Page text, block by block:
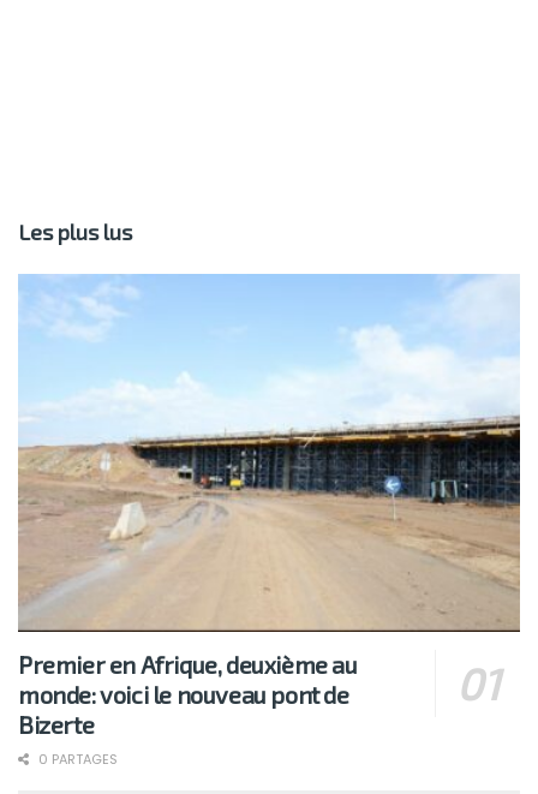
Les plus lus
Premier en Afrique, deuxième au
monde: voici le nouveau pont de
Bizerte
0 PARTAGES